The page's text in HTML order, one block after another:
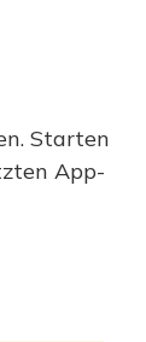
Starten
App-